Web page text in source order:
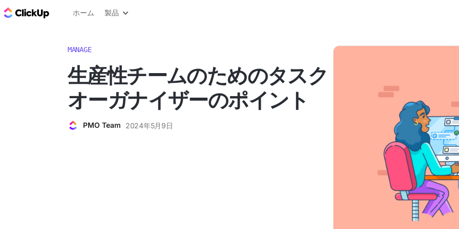
ClickUp ブログ
ホーム 製品
MANAGE
生産性チームのためのタスク
オーガナイザーのポイント
PMO Team 2024年5月9日